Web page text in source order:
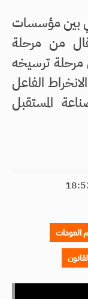
بين مؤسسات
من مرحلة
ترسيخه
الفاعل
المستقبل
العودات